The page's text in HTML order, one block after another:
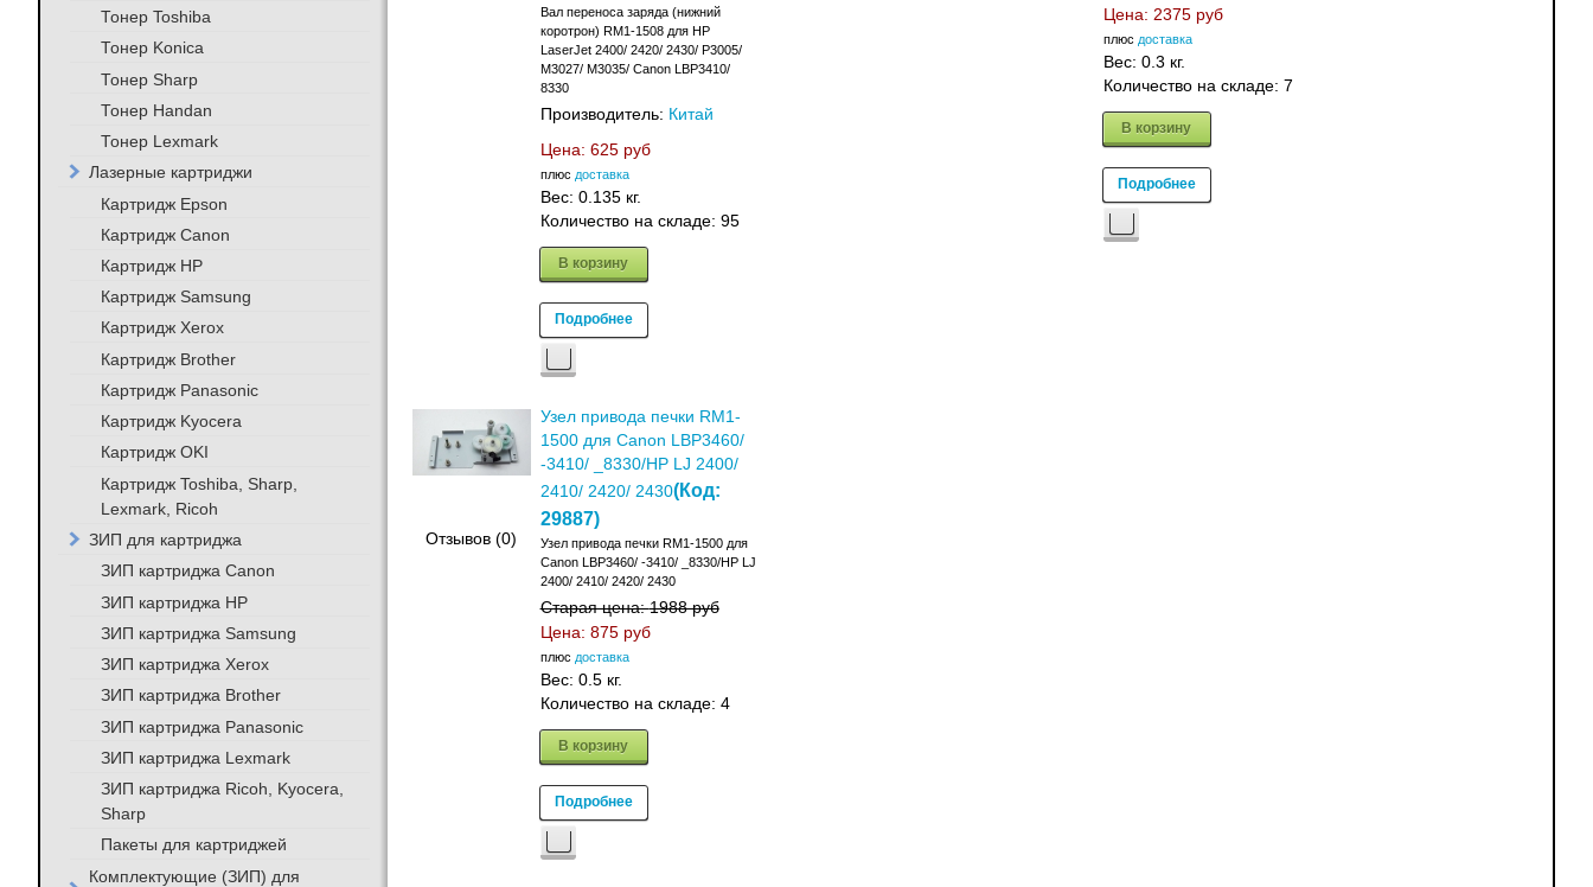
Вал переноса заряда (нижний
коротрон) RM1-1508 для HP
LaserJet 2400/ 2420/ 2430/ P3005/
M3027/ M3035/ Canon LBP3410/
8330
Производитель: Китай
Цена: 625 руб
плюс доставка
Вес: 0.135 кг.
Количество на складе: 95
В корзину
Подробнее
Цена: 2375 руб
плюс доставка
Вес: 0.3 кг.
Количество на складе: 7
В корзину
Подробнее
Отзывов (0)
Узел привода печки RM1-
1500 для Canon LBP3460/
-3410/ _8330/HP LJ 2400/
2410/ 2420/ 2430(Код:
29887)
Узел привода печки RM1-1500 для
Canon LBP3460/ -3410/ _8330/HP LJ
2400/ 2410/ 2420/ 2430
Старая цена:1988 руб
Цена: 875 руб
плюс доставка
Вес: 0.5 кг.
Количество на складе: 4
В корзину
Подробнее
Тонер Toshiba
Тонер Konica
Тонер Sharp
Тонер Handan
Тонер Lexmark
Лазерные картриджи
Картридж Epson
Картридж Canon
Картридж HP
Картридж Samsung
Картридж Xerox
Картридж Brother
Картридж Panasonic
Картридж Kyocera
Картридж OKI
Картридж Toshiba, Sharp,
Lexmark, Ricoh
ЗИП для картриджа
ЗИП картриджа Canon
ЗИП картриджа HP
ЗИП картриджа Samsung
ЗИП картриджа Xerox
ЗИП картриджа Brother
ЗИП картриджа Panasonic
ЗИП картриджа Lexmark
ЗИП картриджа Ricoh, Kyocera,
Sharp
Пакеты для картриджей
Комплектующие (ЗИП) для